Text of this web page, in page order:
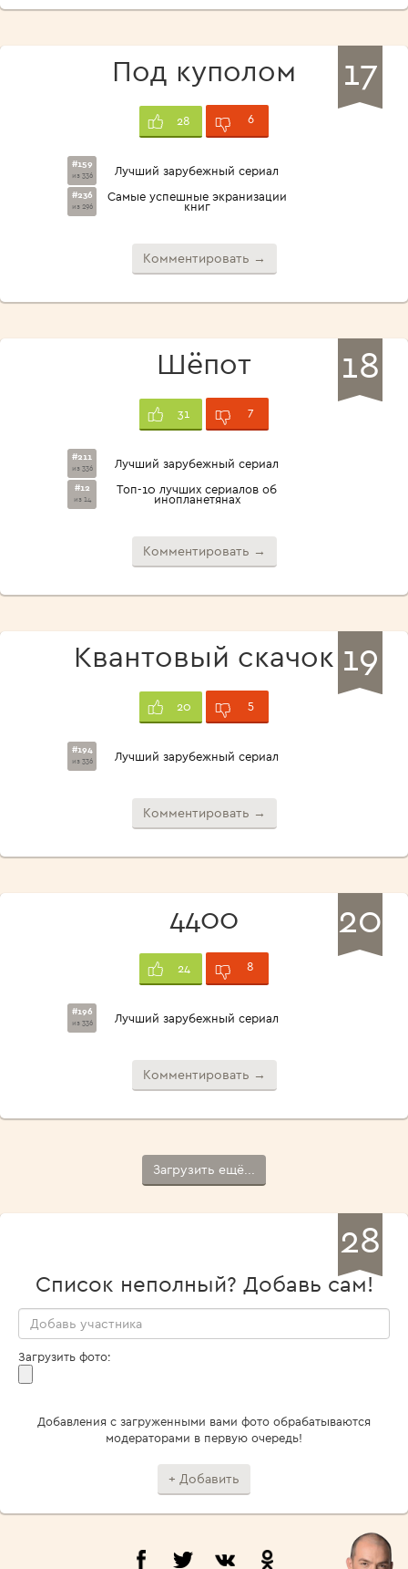
17
Под куполом
28 6
#159
из 336 Лучший зарубежный сериал
#236
из 296
Самые успешные экранизации
книг
Комментировать →
18
Шёпот
31 7
#211
из 336 Лучший зарубежный сериал
#12
из 14
Топ-10 лучших сериалов об
инопланетянах
Комментировать →
19
Квантовый скачок
20 5
#194
из 336 Лучший зарубежный сериал
Комментировать →
20
4400
24 8
#196
из 336 Лучший зарубежный сериал
Комментировать →
Загрузить ещё...
28
Список неполный? Добавь сам!
Загрузить фото:
Добавления с загруженными вами фото обрабатываются
модераторами в первую очередь!